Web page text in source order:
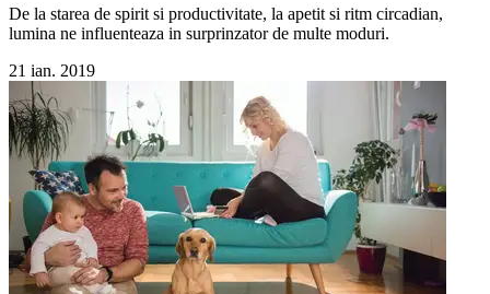
De la starea de spirit si productivitate, la apetit si ritm circadian,
lumina ne influenteaza in surprinzator de multe moduri.
21 ian. 2019